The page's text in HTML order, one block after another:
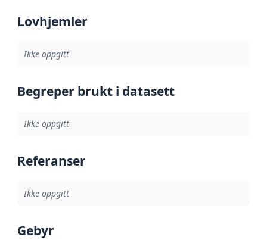
Lovhjemler
Ikke oppgitt
Begreper brukt i datasett
Ikke oppgitt
Referanser
Ikke oppgitt
Gebyr